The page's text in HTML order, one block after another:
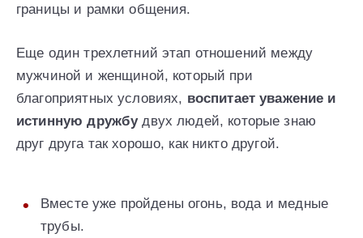
границы и рамки общения.
Еще один трехлетний этап отношений между
мужчиной и женщиной, который при
благоприятных условиях, воспитает уважение и
истинную дружбудвух людей, которые знаю
друг друга так хорошо, как никто другой.
Вместе уже пройдены огонь, вода и медные
трубы.